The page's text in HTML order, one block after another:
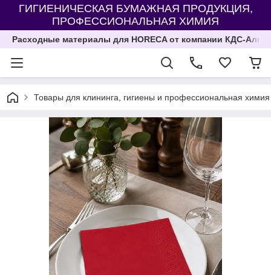
ГИГИЕНИЧЕСКАЯ БУМАЖНАЯ ПРОДУКЦИЯ,
ПРОФЕССИОНАЛЬНАЯ ХИМИЯ
Расходные материалы для HORECA от компании КДС-
Товары для клининга, гигиены и профессиональная химия